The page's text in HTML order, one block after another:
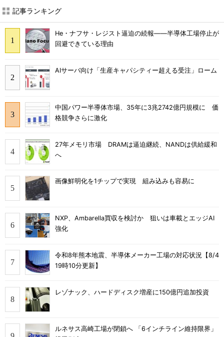
記事ランキング
He・ナフサ・レジスト逼迫の続報――半導体工場停止が
回避できている理由
AIサーバ向け「生産キャパシティー超える受注」ローム
中国パワー半導体市場、35年に3兆2742億円規模に 価
格競争さらに激化
27年メモリ市場 DRAMは逼迫継続、NANDは供給緩和
へ
画像鮮明化を1チップで実現 組み込みも容易に
NXP、Ambarella買収を検討か 狙いは車載とエッジAI
強化
令和8年熊本地震、半導体メーカー工場の対応状況【8/4
19時10分更新】
レゾナック、ハードディスク増産に150億円追加投資
ルネサス高崎工場が閉鎖へ 「6インチライン維持限界」